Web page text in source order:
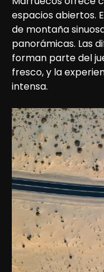
espacios abiertos.
de montaña
panorámicas. Las
forman parte del
fresco, y la
intensa.